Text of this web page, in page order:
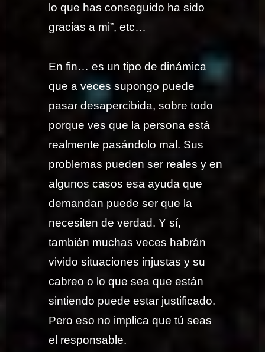
lo que has conseguido ha sido
gracias a mi”, etc…
En fin… es un tipo de dinámica
que a veces supongo puede
pasar desapercibida, sobre todo
porque ves que la persona está
realmente pasándolo mal. Sus
problemas pueden ser reales y en
algunos casos esa ayuda que
demandan puede ser que la
necesiten de verdad. Y sí,
también muchas veces habrán
vivido situaciones injustas y su
cabreo o lo que sea que están
sintiendo puede estar justificado.
Pero eso no implica que tú seas
el responsable.